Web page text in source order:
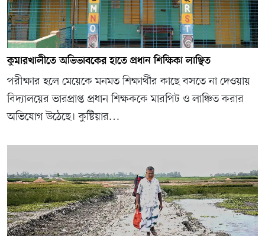
কুমারখালীতে অভিভাবকের হাতে প্রধান শিক্ষিকা লাঞ্ছিত
পরীক্ষার হলে মেয়েকে মনমত শিক্ষার্থীর কাছে বসতে না দেওয়ায়
বিদ্যালয়ের ভারপ্রাপ্ত প্রধান শিক্ষককে মারপিট ও লাঞ্চিত করার
অভিযোগ উঠেছে। কুষ্টিয়ার…